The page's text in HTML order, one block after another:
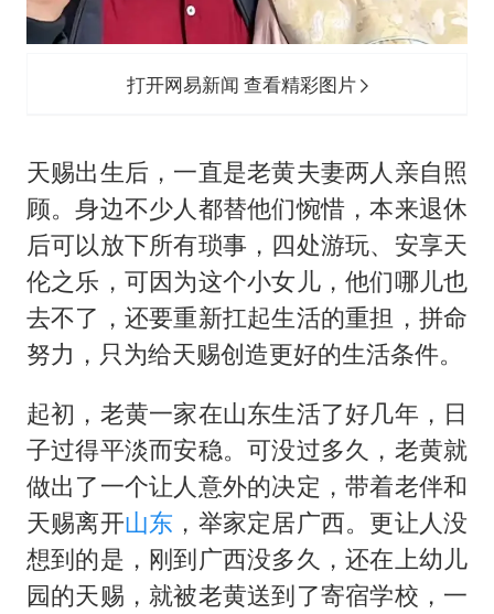
打开网易新闻 查看精彩图片
天赐出生后，一直是老黄夫妻两人亲自照
顾。身边不少人都替他们惋惜，本来退休
后可以放下所有琐事，四处游玩、安享天
伦之乐，可因为这个小女儿，他们哪儿也
去不了，还要重新扛起生活的重担，拼命
努力，只为给天赐创造更好的生活条件。
起初，老黄一家在山东生活了好几年，日
子过得平淡而安稳。可没过多久，老黄就
做出了一个让人意外的决定，带着老伴和
天赐离开山东 ，举家定居广西。更让人没
想到的是，刚到广西没多久，还在上幼儿
园的天赐，就被老黄送到了寄宿学校，一